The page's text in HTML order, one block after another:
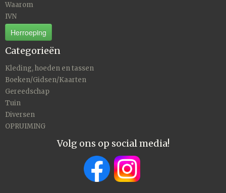
Waarom
IVN
Herroeping
Categorieën
Kleding, hoeden en tassen
Boeken/Gidsen/Kaarten
Gereedschap
Tuin
Diversen
OPRUIMING
Volg ons op social media!